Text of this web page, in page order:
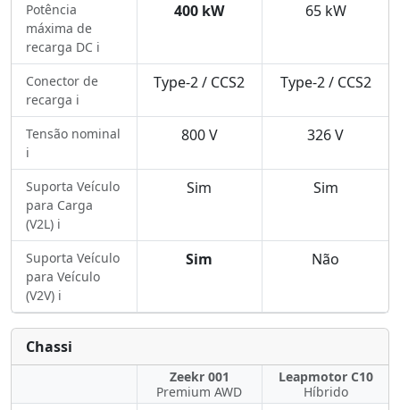
Potência
máxima de
recarga DC ℹ️
400 kW 65 kW
Conector de
recarga ℹ️
Type-2 / CCS2 Type-2 / CCS2
Tensão nominal
ℹ️
800 V 326 V
Suporta Veículo
para Carga
(V2L) ℹ️
Sim Sim
Suporta Veículo
para Veículo
(V2V) ℹ️
Sim Não
Chassi
Zeekr 001
Premium AWD
Leapmotor C10
Híbrido